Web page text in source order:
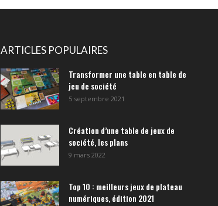
ARTICLES POPULAIRES
Transformer une table en table de
jeu de société
5 septembre 2021
Création d’une table de jeux de
société, les plans
9 mars 2022
Top 10 : meilleurs jeux de plateau
numériques, édition 2021